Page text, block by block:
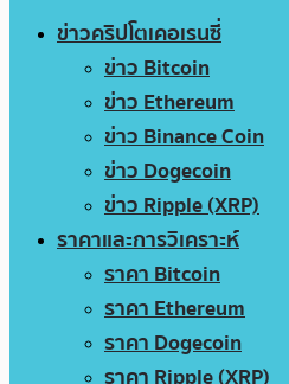
ข่าวคริปโตเคอเรนซี่
ข่าว Bitcoin
ข่าว Ethereum
ข่าว Binance Coin
ข่าว Dogecoin
ข่าว Ripple (XRP)
ราคาและการวิเคราะห์
ราคา Bitcoin
ราคา Ethereum
ราคา Dogecoin